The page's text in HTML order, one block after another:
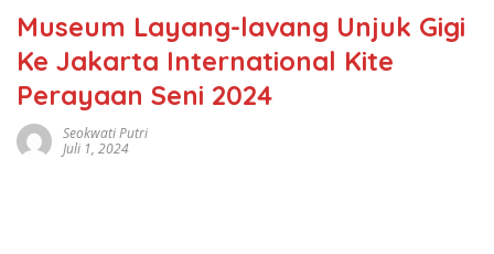
Museum Layang-lavang Unjuk Gigi
Ke Jakarta International Kite
Perayaan Seni 2024
Seokwati Putri
Juli 1, 2024